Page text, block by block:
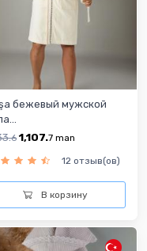
бежевый мужской
6 1,107.7 man
12 отзыв(ов)
В корзину